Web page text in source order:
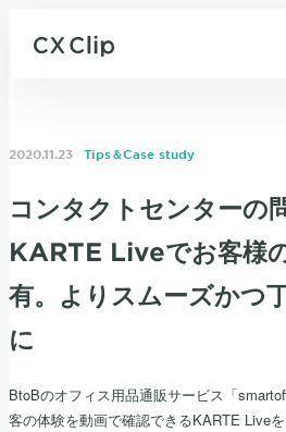
2020.11.23 Tips＆Case study
コンタクトセンターの
KARTE Liveでお客様
有。よりスムーズかつ
に
BtoBのオフィス用品通販サービス「
客の体験を動画で確認できるKARTE Live